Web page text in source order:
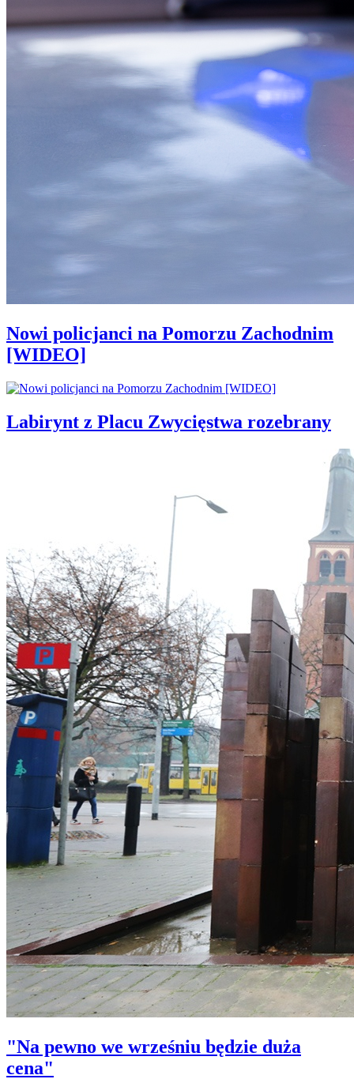
Nowi policjanci na Pomorzu Zachodnim
[WIDEO]
Labirynt z Placu Zwycięstwa rozebrany
"Na pewno we wrześniu będzie duża
cena"